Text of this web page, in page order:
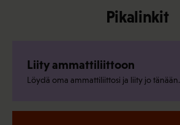
Pikalinkit
Liity ammattiliittoon
Löydä oma ammattiliittosi ja liity jo tänään.